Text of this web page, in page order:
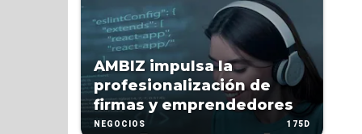
AMBIZ impulsa la
profesionalización de
firmas y emprendedores
NEGOCIOS 175D